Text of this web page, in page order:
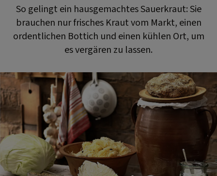
So gelingt ein hausgemachtes Sauerkraut: Sie
brauchen nur frisches Kraut vom Markt, einen
ordentlichen Bottich und einen kühlen Ort, um
es vergären zu lassen.